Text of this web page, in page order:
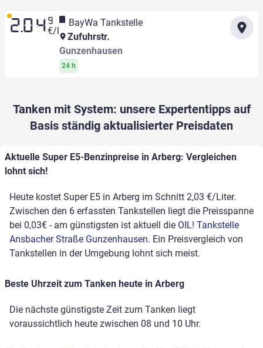
2.04 9
€/l
BayWa Tankstelle
Zufuhrstr.
Gunzenhausen
24 h
Tanken mit System: unsere Expertentipps auf
Basis ständig aktualisierter Preisdaten
Aktuelle Super E5-Benzinpreise in Arberg: Vergleichen
lohnt sich!
Heute kostet Super E5 in Arberg im Schnitt 2,03 €/Liter.
Zwischen den 6 erfassten Tankstellen liegt die Preisspanne
bei 0,03€ - am günstigsten ist aktuell die OIL! Tankstelle
Ansbacher Straße Gunzenhausen. Ein Preisvergleich von
Tankstellen in der Umgebung lohnt sich meist.
Beste Uhrzeit zum Tanken heute in Arberg
Die nächste günstigste Zeit zum Tanken liegt
voraussichtlich heute zwischen 08 und 10 Uhr.